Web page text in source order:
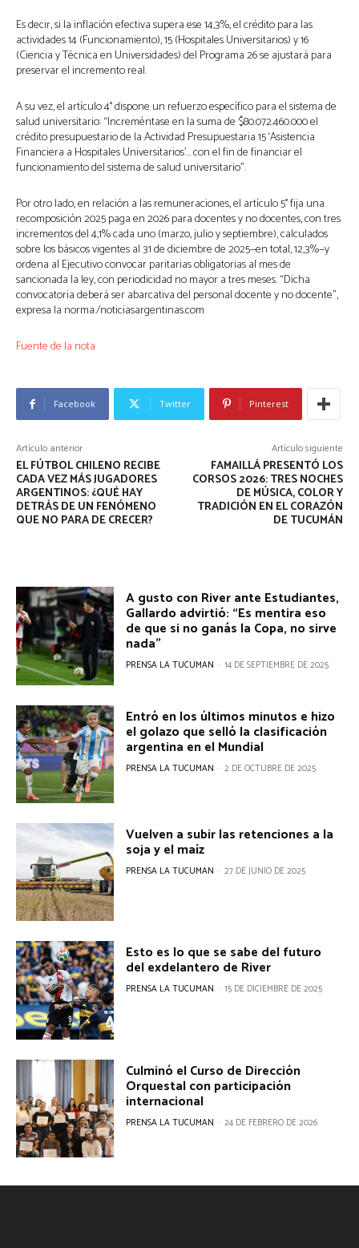
Es decir, si la inflación efectiva supera ese 14,3%, el crédito para las
actividades 14 (Funcionamiento), 15 (Hospitales Universitarios) y 16
(Ciencia y Técnica en Universidades) del Programa 26 se ajustará para
preservar el incremento real.
A su vez, el artículo 4° dispone un refuerzo específico para el sistema de
salud universitario: “Increméntase en la suma de $80.072.460.000 el
crédito presupuestario de la Actividad Presupuestaria 15 ‘Asistencia
Financiera a Hospitales Universitarios’… con el fin de financiar el
funcionamiento del sistema de salud universitario”.
Por otro lado, en relación a las remuneraciones, el artículo 5° fija una
recomposición 2025 paga en 2026 para docentes y no docentes, con tres
incrementos del 4,1% cada uno (marzo, julio y septiembre), calculados
sobre los básicos vigentes al 31 de diciembre de 2025—en total, 12,3%—y
ordena al Ejecutivo convocar paritarias obligatorias al mes de
sancionada la ley, con periodicidad no mayor a tres meses. “Dicha
convocatoria deberá ser abarcativa del personal docente y no docente”,
expresa la norma./noticiasargentinas.com
Fuente de la nota
Facebook Twitter Pinterest
Artículo anterior
EL FÚTBOL CHILENO RECIBE
CADA VEZ MÁS JUGADORES
ARGENTINOS: ¿QUÉ HAY
DETRÁS DE UN FENÓMENO
QUE NO PARA DE CRECER?
Artículo siguiente
FAMAILLÁ PRESENTÓ LOS
CORSOS 2026: TRES NOCHES
DE MÚSICA, COLOR Y
TRADICIÓN EN EL CORAZÓN
DE TUCUMÁN
A gusto con River ante Estudiantes,
Gallardo advirtió: “Es mentira eso
de que si no ganás la Copa, no sirve
nada”
PRENSA LA TUCUMAN - 14 DE SEPTIEMBRE DE 2025
Entró en los últimos minutos e hizo
el golazo que selló la clasificación
argentina en el Mundial
PRENSA LA TUCUMAN - 2 DE OCTUBRE DE 2025
Vuelven a subir las retenciones a la
soja y el maíz
PRENSA LA TUCUMAN - 27 DE JUNIO DE 2025
Esto es lo que se sabe del futuro
del exdelantero de River
PRENSA LA TUCUMAN - 15 DE DICIEMBRE DE 2025
Culminó el Curso de Dirección
Orquestal con participación
internacional
PRENSA LA TUCUMAN - 24 DE FEBRERO DE 2026